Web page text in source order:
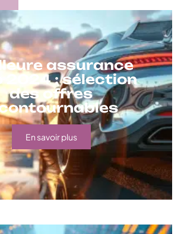
assurance
2024 : sélection
des offres
En savoir plus